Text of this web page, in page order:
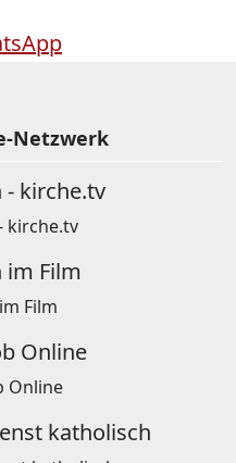
Netzwerk
kirche.tv
Film
Online